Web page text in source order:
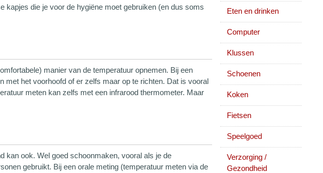
kapjes die je voor de hygiëne moet gebruiken (en dus soms
manier van de temperatuur opnemen. Bij een
met het voorhoofd of er zelfs maar op te richten. Dat is vooral
meten kan zelfs met een infrarood thermometer. Maar
kan ook. Wel goed schoonmaken, vooral als je de
gebruikt. Bij een orale meting (temperatuur meten via de
Eten en drinken
Computer
Klussen
Schoenen
Koken
Fietsen
Speelgoed
Verzorging /
Gezondheid